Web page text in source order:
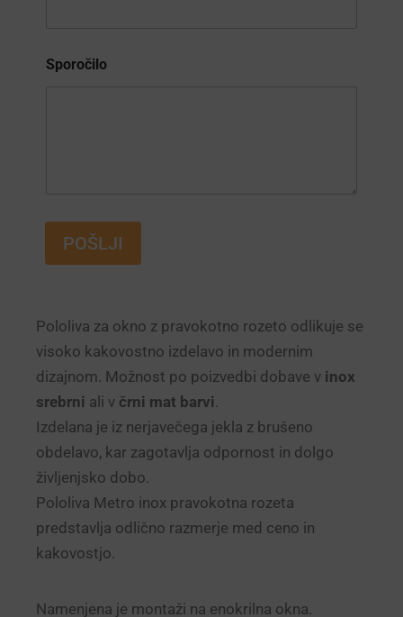
r
Sporočilo
POŠLJI
Pololiva za okno z pravokotno rozeto odlikuje se
visoko kakovostno izdelavo in modernim
dizajnom. Možnost po poizvedbi dobave v inox
srebrni ali v črni mat barvi.
Izdelana je iz nerjavečega jekla z brušeno
obdelavo, kar zagotavlja odpornost in dolgo
življenjsko dobo.
Pololiva Metro inox pravokotna rozeta
predstavlja odlično razmerje med ceno in
kakovostjo.
Namenjena je montaži na enokrilna okna.